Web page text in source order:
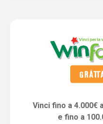
Vinci fino a 4.000€
e fino a